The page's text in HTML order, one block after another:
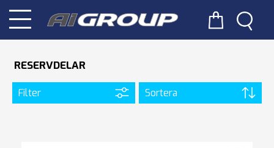
RESERVDELAR
Filter Sortera